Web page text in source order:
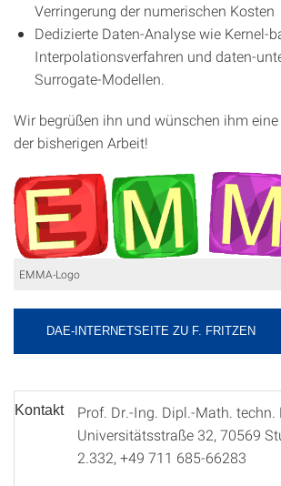
Verringerung der numerischen Kosten
Dedizierte Daten-Analyse wie Kernel-
Interpolationsverfahren und daten-
Surrogate-Modellen.
Wir begrüßen ihn und wünschen ihm
der bisherigen Arbeit!
EMMA-Logo
DAE-INTERNETSEITE ZU F. FRITZEN
Kontakt
Prof. Dr.-Ing. Dipl.-Math. techn.
Universitätsstraße 32, 70569
2.332, +49 711 685-66283